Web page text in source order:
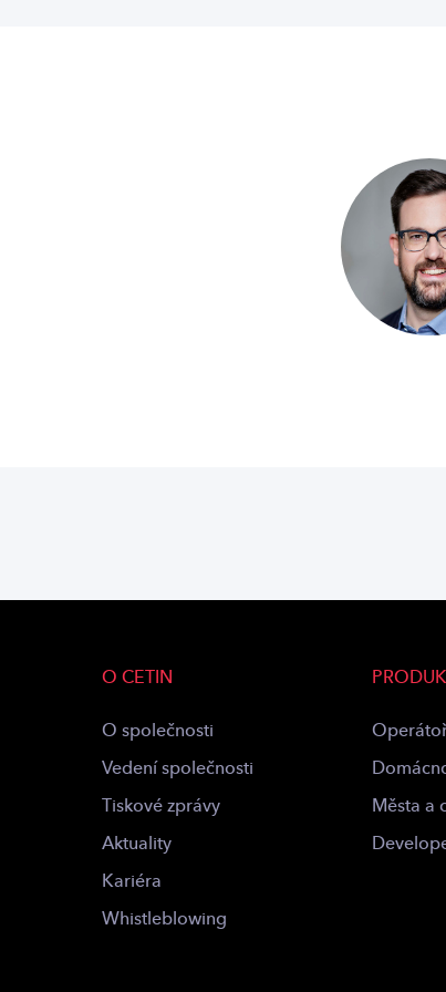
O CETIN
O společnosti
Vedení společnosti
Tiskové zprávy
Aktuality
Kariéra
Whistleblowing
Města a